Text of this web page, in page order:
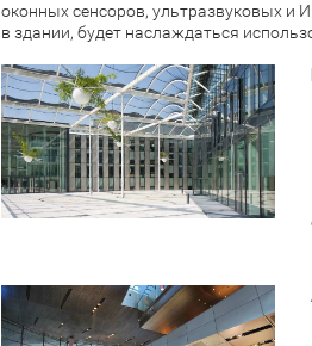
оконных сенсоров, ультразвуковых и
в здании, будет наслаждаться